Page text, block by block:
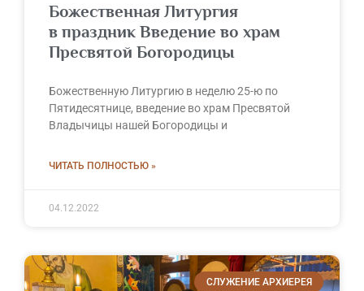
Божественная Литургия
в праздник Введение во храм
Пресвятой Богородицы
Божественную Литургию в неделю 25-ю по
Пятидесятнице, введение во храм Пресвятой
Владычицы нашей Богородицы и
ЧИТАТЬ ПОЛНОСТЬЮ »
04.12.2022
СЛУЖЕНИЕ АРХИЕРЕЯ